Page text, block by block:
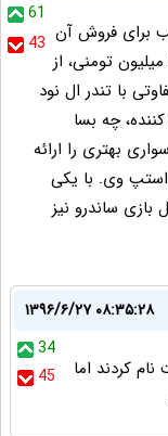
61
43 برای فروش آن
در بازار سیاه هست. وگرنه این استپ وی 64 میلیون تومنی، از
با تندر ال نود
چه بسا
اچ 30 امکانات و سواری بهتری را ارائه
استپ وی. با یکی
بازی ساندرو نیز
۱۳۹۶/۶/۲۷ ۰۸:۳۵:۲۸
34
45
کردند اما